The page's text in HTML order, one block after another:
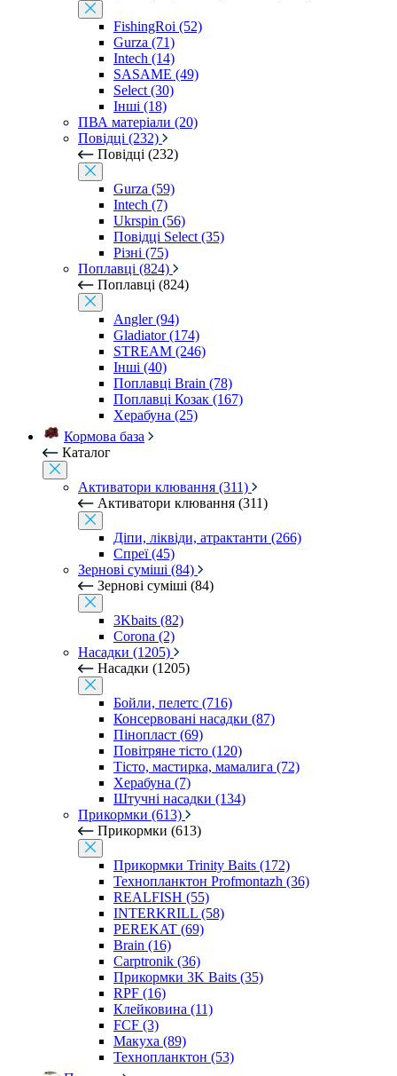
FishingRoi (52)
Gurza (71)
Intech (14)
SASAME (49)
Select (30)
Інші (18)
ПВА матеріали (20)
Повідці (232)
Повідці (232)
Gurza (59)
Intech (7)
Ukrspin (56)
Повідці Select (35)
Різні (75)
Поплавці (824)
Поплавці (824)
Angler (94)
Gladiator (174)
STREAM (246)
Інші (40)
Поплавці Brain (78)
Поплавці Козак (167)
Херабуна (25)
Кормова база
Каталог
Активатори клювання (311)
Активатори клювання (311)
Діпи, ліквіди, атрактанти (266)
Спреї (45)
Зернові суміші (84)
Зернові суміші (84)
3Kbaits (82)
Corona (2)
Насадки (1205)
Насадки (1205)
Бойли, пелетс (716)
Консервовані насадки (87)
Пінопласт (69)
Повітряне тісто (120)
Тісто, мастирка, мамалига (72)
Херабуна (7)
Штучні насадки (134)
Прикормки (613)
Прикормки (613)
Прикормки Trinity Baits (172)
Технопланктон Profmontazh (36)
REALFISH (55)
INTERKRILL (58)
PEREKAT (69)
Brain (16)
Carptronik (36)
Прикормки 3K Baits (35)
RPF (16)
Клейковина (11)
FCF (3)
Макуха (89)
Технопланктон (53)